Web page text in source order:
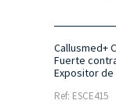
Callusmed+
Fuerte
Expositor de
Ref: ESCE415